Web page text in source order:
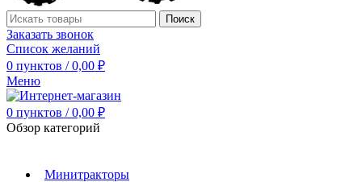
Поиск
Заказать звонок
Список желаний
0 пунктов / 0,00 ₽
Меню
0 пунктов / 0,00 ₽
Обзор категорий
Минитракторы